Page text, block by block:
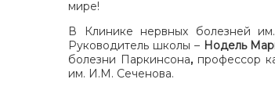
мире!
В Клинике нервных болезней
Руководитель школы – Нодель
болезни Паркинсона,профессор
им. И.М. Сеченова.